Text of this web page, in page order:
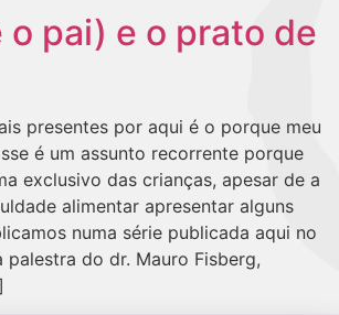
o pai) e o prato de
presentes por aqui é o porque meu
é um assunto recorrente porque
exclusivo das crianças, apesar de a
alimentar apresentar alguns
numa série publicada aqui no
palestra do dr. Mauro Fisberg,